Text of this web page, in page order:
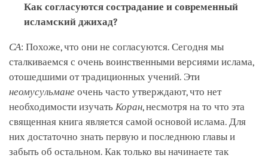
Как согласуются сострадание и современный
исламский джихад?
СА: Похоже, что они не согласуются. Сегодня мы
сталкиваемся с очень воинственными версиями ислама,
отошедшими от традиционных учений. Эти
неомусульмане очень часто утверждают, что нет
необходимости изучать Коран, несмотря на то что эта
священная книга является самой основой ислама. Для
них достаточно знать первую и последнюю главы и
забыть об остальном. Как только вы начинаете так